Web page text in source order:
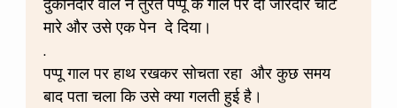
दुकानदार वाले ने तुरंत पप्पू के गाल पर दो जोरदार चाटें
मारे और उसे एक पेन दे दिया।
.
पप्पू गाल पर हाथ रखकर सोचता रहा और कुछ समय
बाद पता चला कि उसे क्या गलती हुई है।